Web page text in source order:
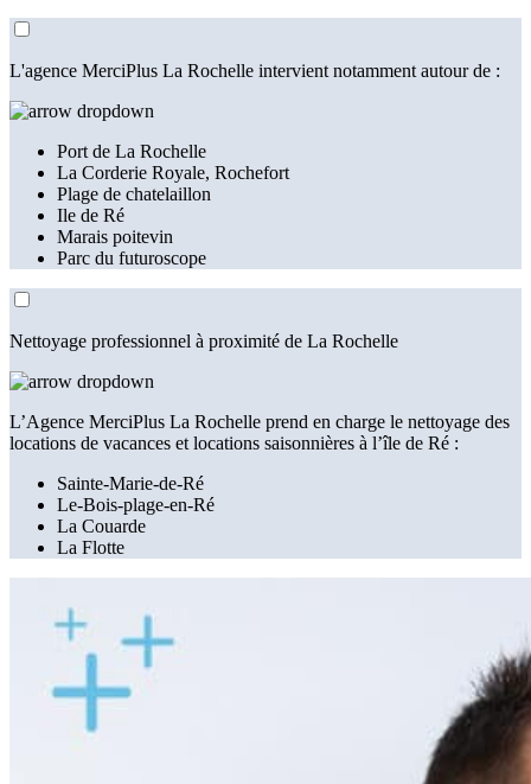
L'agence MerciPlus La Rochelle intervient notamment autour de :
Port de La Rochelle
La Corderie Royale, Rochefort
Plage de chatelaillon
Ile de Ré
Marais poitevin
Parc du futuroscope
Nettoyage professionnel à proximité de La Rochelle
L’Agence MerciPlus La Rochelle prend en charge le nettoyage des
locations de vacances et locations saisonnières à l’île de Ré :
Sainte-Marie-de-Ré
Le-Bois-plage-en-Ré
La Couarde
La Flotte